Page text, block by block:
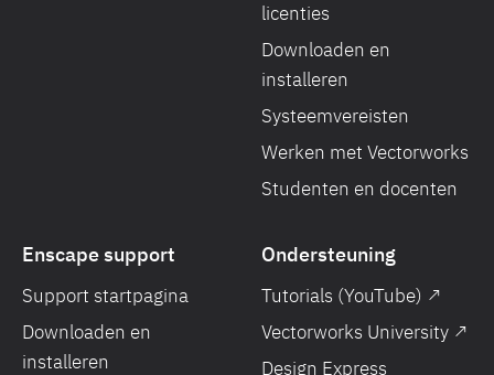
licenties
Downloaden en
installeren
Systeemvereisten
Werken met Vectorworks
Studenten en docenten
Enscape support
Support startpagina
Downloaden en
installeren
Ondersteuning
Tutorials (YouTube) ↗
Vectorworks University ↗
Design Express